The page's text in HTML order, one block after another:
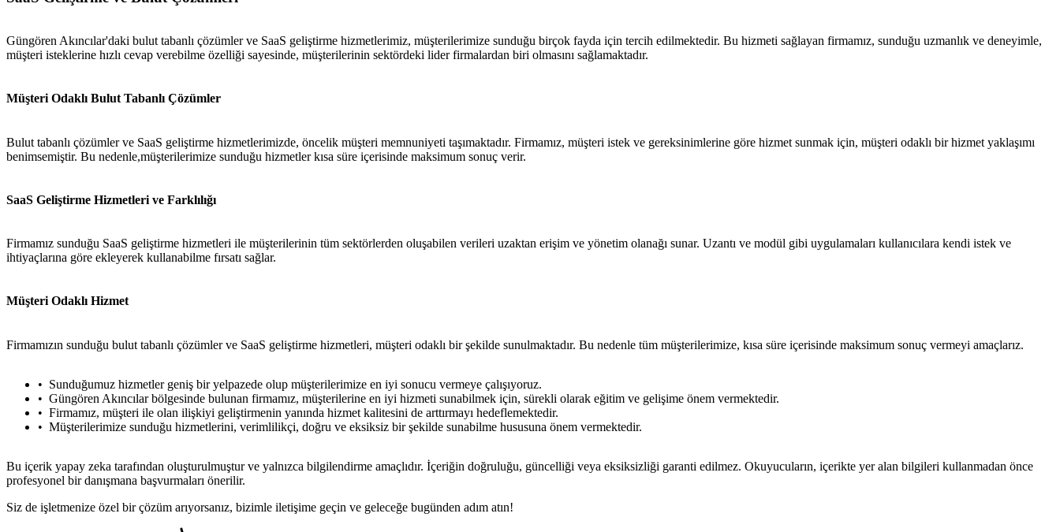
Güngören Akıncılar'daki bulut tabanlı çözümler ve SaaS geliştirme hizmetlerimiz, müşterilerimize sunduğu birçok fayda için tercih edilmektedir. Bu hizmeti sağlayan firmamız, sunduğu uzmanlık ve deneyimle,
müşteri isteklerine hızlı cevap verebilme özelliği sayesinde, müşterilerinin sektördeki lider firmalardan biri olmasını sağlamaktadır.
Müşteri Odaklı Bulut Tabanlı Çözümler
Bulut tabanlı çözümler ve SaaS geliştirme hizmetlerimizde, öncelik müşteri memnuniyeti taşımaktadır. Firmamız, müşteri istek ve gereksinimlerine göre hizmet sunmak için, müşteri odaklı bir hizmet yaklaşımı
benimsemiştir. Bu nedenle,müşterilerimize sunduğu hizmetler kısa süre içerisinde maksimum sonuç verir.
SaaS Geliştirme Hizmetleri ve Farklılığı
Firmamız sunduğu SaaS geliştirme hizmetleri ile müşterilerinin tüm sektörlerden oluşabilen verileri uzaktan erişim ve yönetim olanağı sunar. Uzantı ve modül gibi uygulamaları kullanıcılara kendi istek ve
ihtiyaçlarına göre ekleyerek kullanabilme fırsatı sağlar.
Müşteri Odaklı Hizmet
Firmamızın sunduğu bulut tabanlı çözümler ve SaaS geliştirme hizmetleri, müşteri odaklı bir şekilde sunulmaktadır. Bu nedenle tüm müşterilerimize, kısa süre içerisinde maksimum sonuç vermeyi amaçlarız.
Sunduğumuz hizmetler geniş bir yelpazede olup müşterilerimize en iyi sonucu vermeye çalışıyoruz.
Güngören Akıncılar bölgesinde bulunan firmamız, müşterilerine en iyi hizmeti sunabilmek için, sürekli olarak eğitim ve gelişime önem vermektedir.
Firmamız, müşteri ile olan ilişkiyi geliştirmenin yanında hizmet kalitesini de arttırmayı hedeflemektedir.
Müşterilerimize sunduğu hizmetlerini, verimlilikçi, doğru ve eksiksiz bir şekilde sunabilme hususuna önem vermektedir.
Bu içerik yapay zeka tarafından oluşturulmuştur ve yalnızca bilgilendirme amaçlıdır. İçeriğin doğruluğu, güncelliği veya eksiksizliği garanti edilmez. Okuyucuların, içerikte yer alan bilgileri kullanmadan önce
profesyonel bir danışmana başvurmaları önerilir.
Siz de işletmenize özel bir çözüm arıyorsanız, bizimle iletişime geçin ve geleceğe bugünden adım atın!